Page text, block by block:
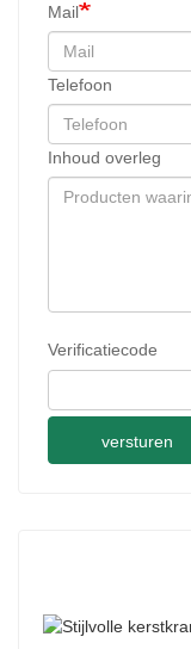
Mail
Telefoon
Inhoud overleg
Verificatiecode
versturen